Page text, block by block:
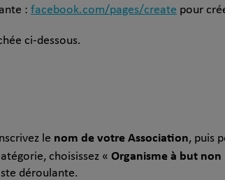
: facebook.com/pages/create pour
ci-dessous.
le nom de votre Association, puis
choisissez « Organisme à but
déroulante.